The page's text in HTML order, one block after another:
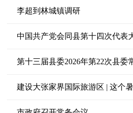
李超到林城镇调研
中国共产党会同县第十四次代表
第十三届县委2026年第22次县委
建设大张家界国际旅游区 | 这个